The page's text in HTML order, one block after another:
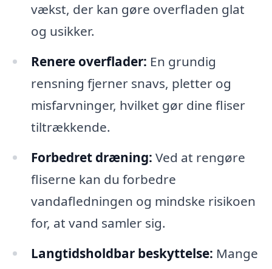
vækst, der kan gøre overfladen glat
og usikker.
Renere overflader: En grundig
rensning fjerner snavs, pletter og
misfarvninger, hvilket gør dine fliser
tiltrækkende.
Forbedret dræning: Ved at rengøre
fliserne kan du forbedre
vandafledningen og mindske risikoen
for, at vand samler sig.
Langtidsholdbar beskyttelse: Mange